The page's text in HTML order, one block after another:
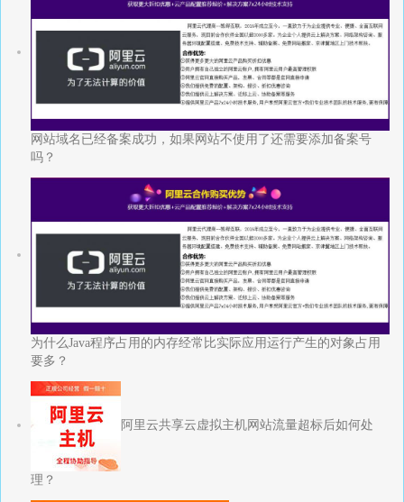
网站域名已经备案成功，如果网站不使用了还需要添加备案号
吗？
为什么Java程序占用的内存经常比实际应用运行产生的对象占用
要多？
阿里云共享云虚拟主机网站流量超标后如何处
理？